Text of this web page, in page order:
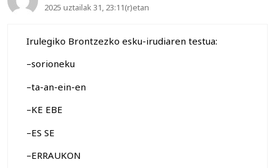
2025 uztailak 31, 23:11(r)etan
Irulegiko Brontzezko esku-irudiaren testua:
–sorioneku
–ta-an-ein-en
–KE EBE
–ES SE
–ERRAUKON